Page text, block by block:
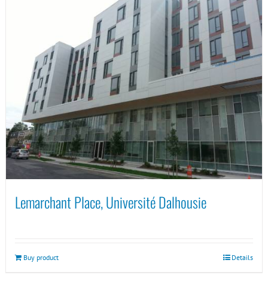
Lemarchant Place, Université Dalhousie
Buy product Details